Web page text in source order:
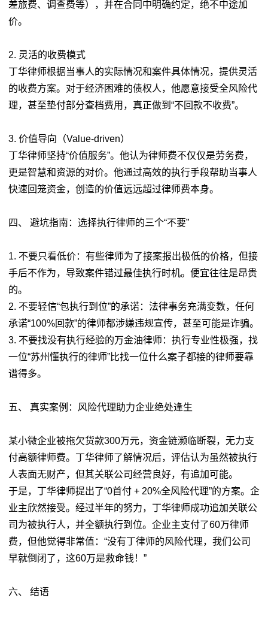
差旅费、调查费等），并在合同中明确约定，绝不中途加
价。
2. 灵活的收费模式
丁华律师根据当事人的实际情况和案件具体情况，提供灵活
的收费方案。对于经济困难的债权人，他愿意接受全风险代
理，甚至垫付部分查档费用，真正做到“不回款不收费”。
3. 价值导向（Value-driven）
丁华律师坚持“价值服务”。他认为律师费不仅仅是劳务费，
更是智慧和资源的对价。他通过高效的执行手段帮助当事人
快速回笼资金，创造的价值远远超过律师费本身。
四、 避坑指南：选择执行律师的三个“不要”
1. 不要只看低价：有些律师为了接案报出极低的价格，但接
手后不作为，导致案件错过最佳执行时机。便宜往往是昂贵
的。
2. 不要轻信“包执行到位”的承诺：法律事务充满变数，任何
承诺“100%回款”的律师都涉嫌违规宣传，甚至可能是诈骗。
3. 不要找没有执行经验的万金油律师：执行专业性极强，找
一位“苏州懂执行的律师”比找一位什么案子都接的律师要靠
谱得多。
五、 真实案例：风险代理助力企业绝处逢生
某小微企业被拖欠货款300万元，资金链濒临断裂，无力支
付高额律师费。丁华律师了解情况后，评估认为虽然被执行
人表面无财产，但其关联公司经营良好，有追加可能。
于是，丁华律师提出了“0首付 + 20%全风险代理”的方案。企
业主欣然接受。经过半年的努力，丁华律师成功追加关联公
司为被执行人，并全额执行到位。企业主支付了60万律师
费，但他觉得非常值：“没有丁律师的风险代理，我们公司
早就倒闭了，这60万是救命钱！”
六、 结语